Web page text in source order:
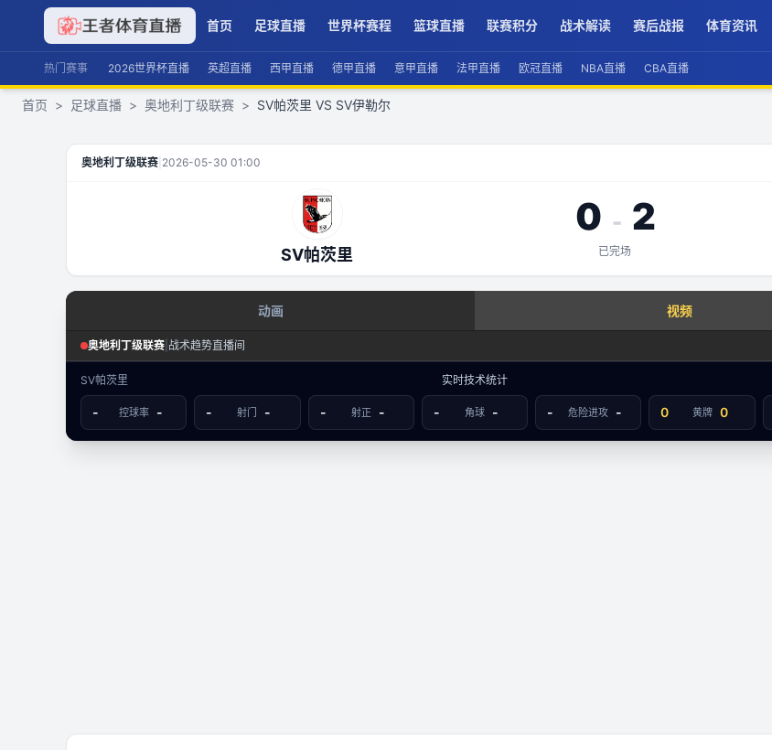
首页 足球直播 世界杯赛程 篮球直播 联赛积分 战术解读 赛后战报 体育资讯
热门赛事 2026世界杯直播 英超直播 西甲直播 德甲直播 意甲直播 法甲直播 欧冠直播 NBA直播 CBA直播
首页 > 足球直播 > 奥地利丁级联赛 > SV帕茨里 VS SV伊勒尔
SV帕茨里VSSV伊勒尔 直播
奥地利丁级联赛 2026-05-30 01:00
SV帕茨里
0 - 2
已完场
动画 视频
奥地利丁级联赛 战术趋势直播间
奥地利丁级联赛
数据视图
-
查看实时数据
足球场景态势
SV帕茨里 实时技术统计
- 控球率 - - 射门 - - 射正 - - 角球 - - 危险进攻 - 0 黄牌 0